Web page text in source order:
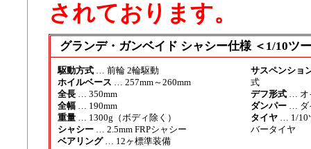
されております。
グランデ・ガンベイド シャシー仕様 ＜1/10ツ
駆動方式 … 前輪 2輪駆動
ホイルベース … 257mm～260mm
全長 … 350mm
全幅 … 190mm
重量 … 1300g（ボディ除く）
シャシー … 2.5mm FRPシャシー
ベアリング… 12ヶ標準装備
サスペンショ
式
デフ形式 … オ
ダンパー … ダ
タイヤ … 1/10
バータイヤ